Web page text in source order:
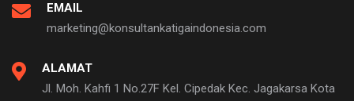
EMAIL
marketing@konsultankatigaindonesia.com
ALAMAT
Jl. Moh. Kahfi 1 No.27F Kel. Cipedak Kec. Jagakarsa Kota